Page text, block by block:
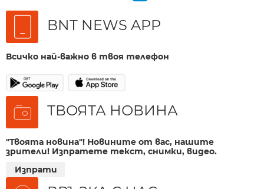
BNT NEWS APP
Всичко най-важно в твоя телефон
ТВОЯТА НОВИНА
"Твоята новина"! Новините от вас, нашите
зрители! Изпратете текст, снимки, видео.
Изпрати